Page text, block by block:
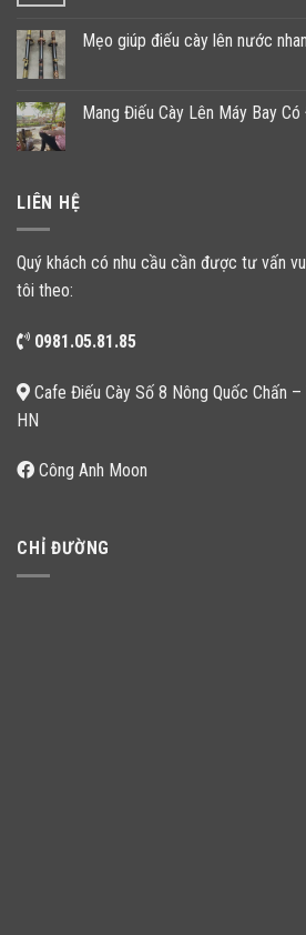
Mẹo giúp điếu cày lên nước
Mang Điếu Cày Lên Máy Bay
LIÊN HỆ
Quý khách có nhu cầu cần được tư vấn
tôi theo:
0981.05.81.85
Cafe Điếu Cày Số 8 Nông Quốc Chấn
HN
Công Anh Moon
CHỈ ĐƯỜNG